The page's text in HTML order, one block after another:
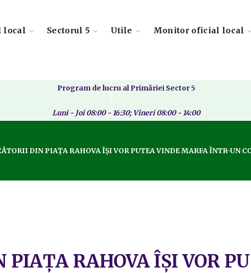
local Sectorul 5 Utile Monitor oficial local
Program de lucru al Primăriei Sector 5
Luni - Joi 08:00 - 16:30; Vineri 08:00 - 14:00
DIN PIAȚA RAHOVA ÎȘI VOR PUTEA VINDE MARFA ÎNTR-UN
PIAȚA RAHOVA ÎȘI VOR